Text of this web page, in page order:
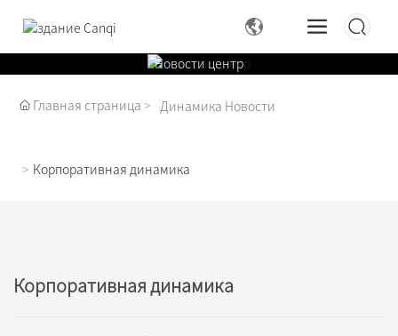
Новости центр
Главная страница Динамика Новости
Корпоративная динамика
Корпоративная динамика